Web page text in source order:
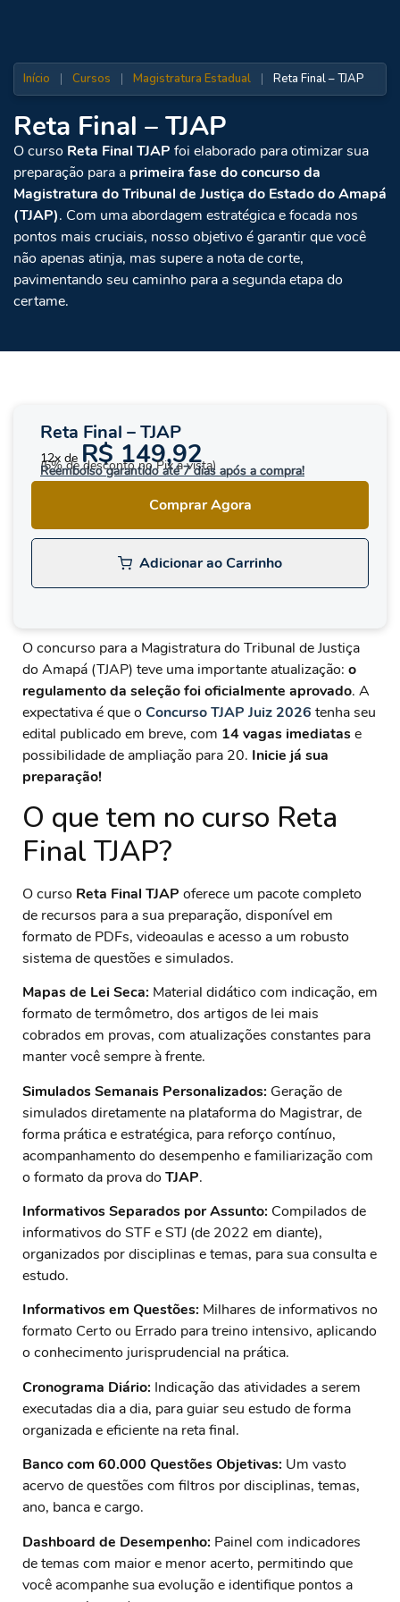
Início | Cursos | Magistratura Estadual | Reta Final – TJAP
Reta Final – TJAP
O curso Reta Final TJAP foi elaborado para otimizar sua
preparação para a primeira fase do concurso da
Magistratura do Tribunal de Justiça do Estado do Amapá
(TJAP). Com uma abordagem estratégica e focada nos
pontos mais cruciais, nosso objetivo é garantir que você
não apenas atinja, mas supere a nota de corte,
pavimentando seu caminho para a segunda etapa do
certame.
O concurso para a Magistratura do Tribunal de Justiça
do Amapá (TJAP) teve uma importante atualização: o
regulamento da seleção foi oficialmente aprovado. A
expectativa é que o Concurso TJAP Juiz 2026 tenha seu
edital publicado em breve, com 14 vagas imediatase
possibilidade de ampliação para 20. Inicie já sua
preparação!
O que tem no curso Reta
Final TJAP?
O curso Reta Final TJAP oferece um pacote completo
de recursos para a sua preparação, disponível em
formato de PDFs, videoaulas e acesso a um robusto
sistema de questões e simulados.
Mapas de Lei Seca: Material didático com indicação, em
formato de termômetro, dos artigos de lei mais
cobrados em provas, com atualizações constantes para
manter você sempre à frente.
Simulados Semanais Personalizados: Geração de
simulados diretamente na plataforma do Magistrar, de
forma prática e estratégica, para reforço contínuo,
acompanhamento do desempenho e familiarização com
o formato da prova do TJAP.
Informativos Separados por Assunto: Compilados de
informativos do STF e STJ (de 2022 em diante),
organizados por disciplinas e temas, para sua consulta e
estudo.
Informativos em Questões: Milhares de informativos no
formato Certo ou Errado para treino intensivo, aplicando
o conhecimento jurisprudencial na prática.
Cronograma Diário: Indicação das atividades a serem
executadas dia a dia, para guiar seu estudo de forma
organizada e eficiente na reta final.
Banco com 60.000 Questões Objetivas: Um vasto
acervo de questões com filtros por disciplinas, temas,
ano, banca e cargo.
Dashboard de Desempenho: Painel com indicadores
de temas com maior e menor acerto, permitindo que
você acompanhe sua evolução e identifique pontos a
Reta Final – TJAP
12x de R$ 149,92
(5% de desconto no Pix à vista)
Reembolso garantido até 7 dias após a compra!
Comprar Agora
Adicionar ao Carrinho